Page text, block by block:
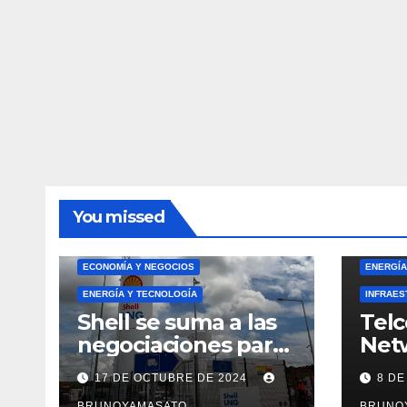
You missed
ECONOMÍA Y NEGOCIOS
ENERGÍA Y TECNOLOGÍA
Shell se suma a las
negociaciones para
el proyecto
Argentina LNG de
17 DE OCTUBRE DE 2024 8